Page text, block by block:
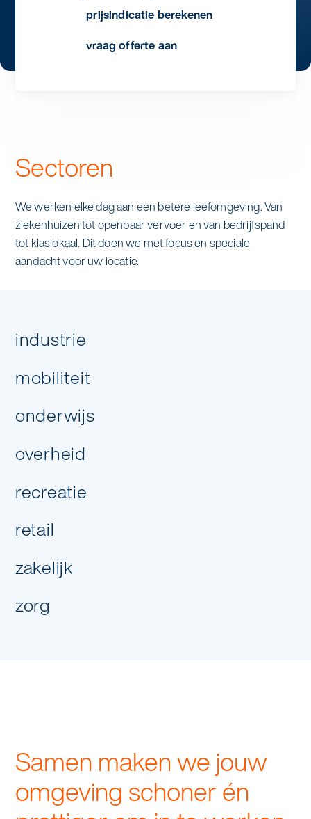
prijsindicatie berekenen
vraag offerte aan
Hoeveel dagen per week heb je
schoonmaak nodig?
volgende stap
Sectoren
We werken elke dag aan een betere leefomgeving. Van
ziekenhuizen tot openbaar vervoer en van bedrijfspand
tot klaslokaal. Dit doen we met focus en speciale
aandacht voor uw locatie.
industrie
mobiliteit
onderwijs
overheid
recreatie
retail
zakelijk
zorg
Samen maken we jouw
omgeving schoner én